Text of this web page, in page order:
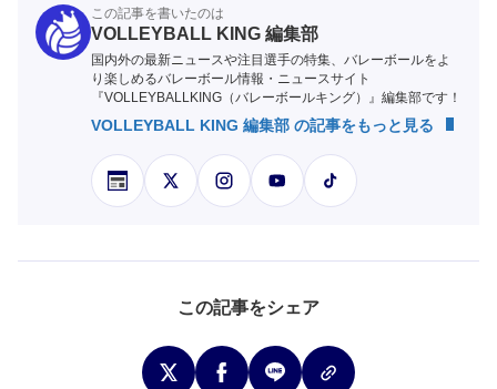
この記事を書いたのは
VOLLEYBALL KING 編集部
国内外の最新ニュースや注目選手の特集、バレーボールをよ
り楽しめるバレーボール情報・ニュースサイト
『VOLLEYBALLKING（バレーボールキング）』編集部です！
VOLLEYBALL KING 編集部 の記事をもっと見る
この記事をシェア